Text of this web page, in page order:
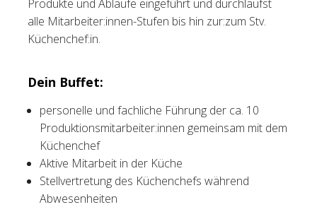
Produkte und Abläufe eingeführt und durchläufst
alle Mitarbeiter:innen-Stufen bis hin zur:zum Stv.
Küchenchef:in.
Dein Buffet:
personelle und fachliche Führung der ca. 10
Produktionsmitarbeiter:innen gemeinsam mit dem
Küchenchef
Aktive Mitarbeit in der Küche
Stellvertretung des Küchenchefs während
Abwesenheiten